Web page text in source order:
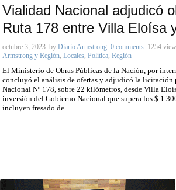
Vialidad Nacional adjudicó
Ruta 178 entre Villa Eloísa
octubre 3, 2023 by Diario Armstrong 0 comments 1254
Armstrong y Región, Locales, Política, Región
El Ministerio de Obras Públicas de la Nación, por
concluyó el análisis de ofertas y adjudicó la licitación
Nacional Nº 178, sobre 22 kilómetros, desde Villa
inversión del Gobierno Nacional que supera los $
incluyen fresado de